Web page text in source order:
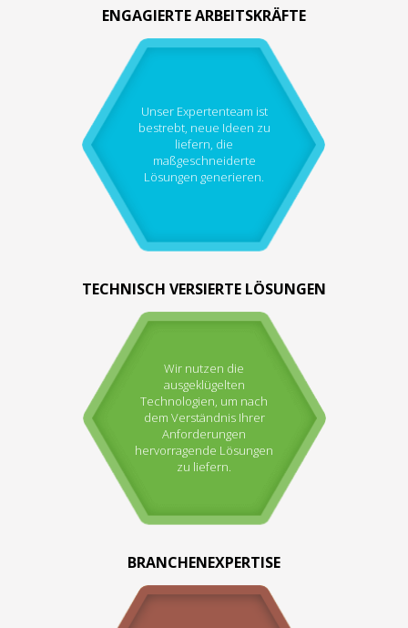
ENGAGIERTE ARBEITSKRÄFTE
Unser Expertenteam ist
bestrebt, neue Ideen zu
liefern, die
maßgeschneiderte
Lösungen generieren.
TECHNISCH VERSIERTE LÖSUNGEN
Wir nutzen die
ausgeklügelten
Technologien, um nach
dem Verständnis Ihrer
Anforderungen
hervorragende Lösungen
zu liefern.
BRANCHENEXPERTISE